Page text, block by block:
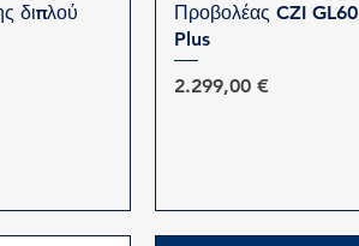
διπλού
Προβολέας CZI GL60
Plus
Τιμή
2.299,00 €